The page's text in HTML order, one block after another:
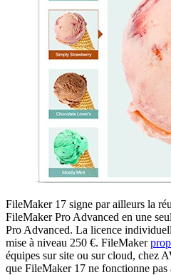
FileMaker 17 signe par ailleurs la
FileMaker Pro Advanced en une
Pro Advanced. La licence
mise à niveau 250 €. FileMaker
équipes sur site ou sur cloud, chez
que FileMaker 17 ne fonctionne